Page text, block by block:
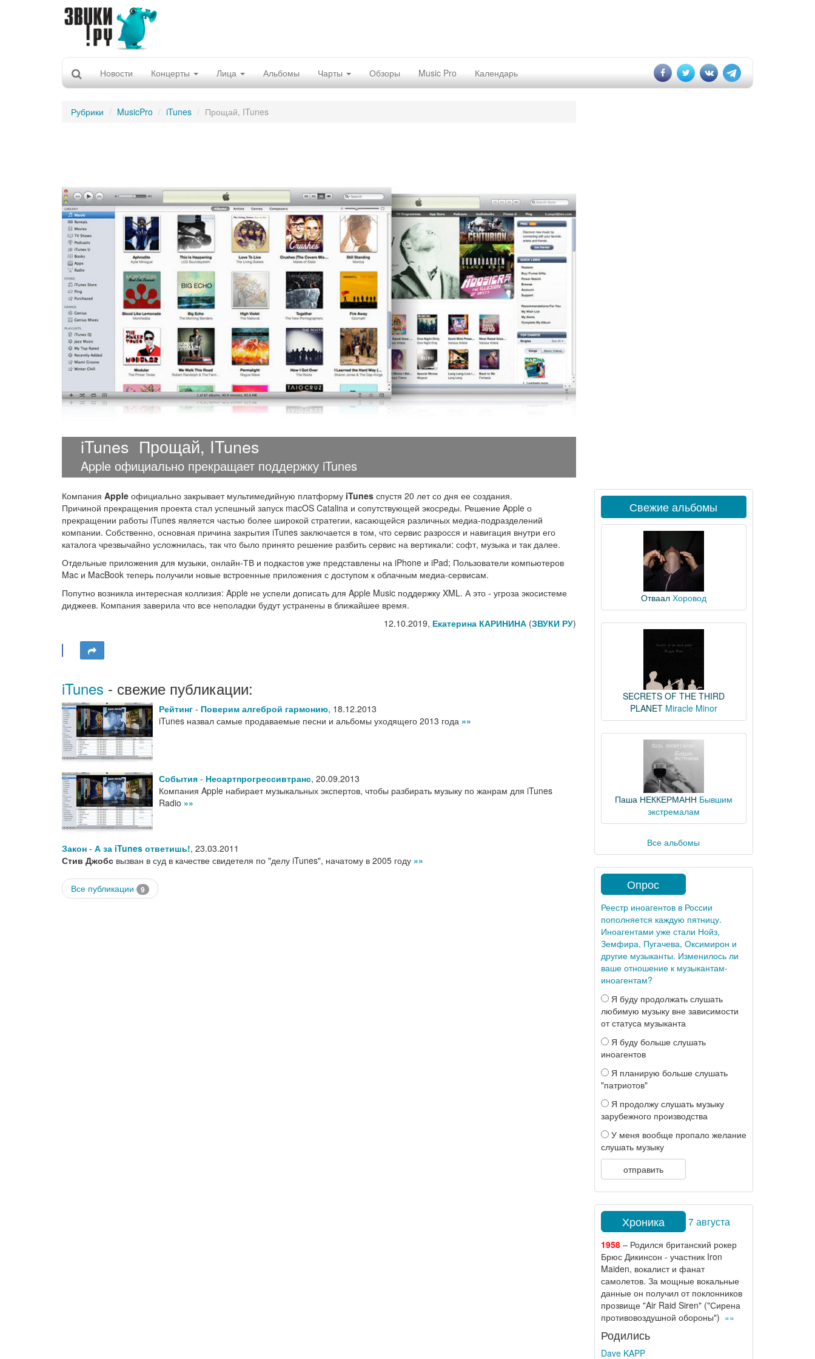
Новости Концерты Лица Альбомы Чарты Обзоры Music Pro Календарь
Рубрики MusicPro iTunes Прощай, ITunes
iTunes Прощай, ITunes
Apple официально прекращает поддержку iTunes
Компания Apple официально закрывает мультимедийную платформу iTunes спустя 20 лет со дня ее создания.
Причиной прекращения проекта стал успешный запуск macOS Catalina и сопутствующей экосреды. Решение Apple о
прекращении работы iTunes является частью более широкой стратегии, касающейся различных медиа-подразделений
компании. Собственно, основная причина закрытия iTunes заключается в том, что сервис разросся и навигация внутри его
каталога чрезвычайно усложнилась, так что было принято решение разбить сервис на вертикали: софт, музыка и так далее.
Отдельные приложения для музыки, онлайн-ТВ и подкастов уже представлены на iPhone и iPad; Пользователи компьютеров
Mac и MacBook теперь получили новые встроенные приложения с доступом к облачным медиа-сервисам.
Попутно возникла интересная коллизия: Apple не успели дописать для Apple Music поддержку XML. А это - угроза экосистеме
диджеев. Компания заверила что все неполадки будут устранены в ближайшее время.
12.10.2019, Екатерина КАРИНИНА(ЗВУКИ РУ)
iTunes - свежие публикации:
Рейтинг - Поверим алгеброй гармонию, 18.12.2013
iTunes назвал самые продаваемые песни и альбомы уходящего 2013 года »»
События - Неоартпрогрессивтранс, 20.09.2013
Компания Apple набирает музыкальных экспертов, чтобы разбирать музыку по жанрам для iTunes
Radio »»
Закон - А за iTunes ответишь!, 23.03.2011
Стив Джобс вызван в суд в качестве свидетеля по "делу iTunes", начатому в 2005 году »»
Все публикации 9
Свежие альбомы
Отваал Хоровод
SECRETS OF THE THIRD
PLANET Miracle Minor
Паша НЕККЕРМАНН Бывшим
экстремалам
Все альбомы
Опрос
Реестр иноагентов в России
пополняется каждую пятницу.
Иноагентами уже стали Нойз,
Земфира, Пугачева, Оксимирон и
другие музыканты. Изменилось ли
ваше отношение к музыкантам-
иноагентам?
Я буду продолжать слушать
любимую музыку вне зависимости
от статуса музыканта
Я буду больше слушать
иноагентов
Я планирую больше слушать
"патриотов"
Я продолжу слушать музыку
зарубежного производства
У меня вообще пропало желание
слушать музыку
отправить
Хроника 7 августа
1958– Родился британский рокер
Брюс Дикинсон - участник Iron
Maiden, вокалист и фанат
самолетов. За мощные вокальные
данные он получил от поклонников
прозвище "Air Raid Siren" ("Сирена
противовоздушной обороны") »»
Родились
Dave KAPP